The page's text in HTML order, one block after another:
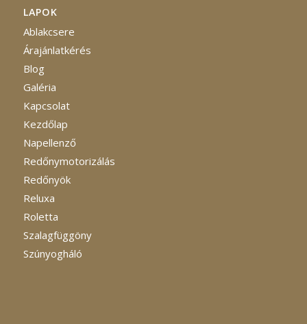
LAPOK
Ablakcsere
Árajánlatkérés
Blog
Galéria
Kapcsolat
Kezdőlap
Napellenző
Redőnymotorizálás
Redőnyök
Reluxa
Roletta
Szalagfüggöny
Szúnyogháló